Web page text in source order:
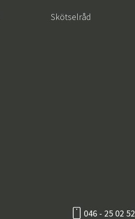
Skötselråd
046 - 25 02 52